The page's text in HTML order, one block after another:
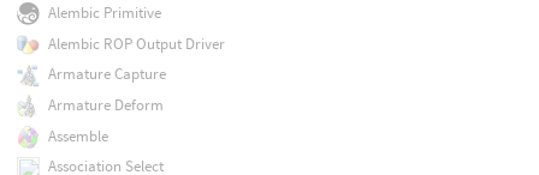
Alembic Primitive
Alembic ROP Output Driver
Armature Capture
Armature Deform
Assemble
Association Select